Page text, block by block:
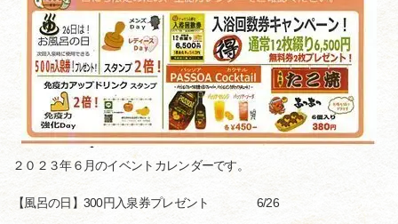
２０２３年６月のイベントカレンダーです。
【風呂の日】300円入泉券プレゼント 6/26